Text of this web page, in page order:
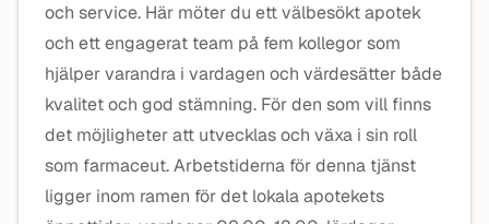
och service. Här möter du ett välbesökt apotek
och ett engagerat team på fem kollegor som
hjälper varandra i vardagen och värdesätter både
kvalitet och god stämning. För den som vill finns
det möjligheter att utvecklas och växa i sin roll
som farmaceut.Arbetstiderna för denna tjänst
ligger inom ramen för det lokala apotekets